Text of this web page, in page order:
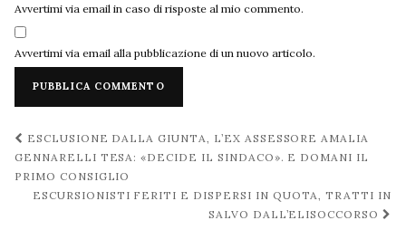
Avvertimi via email in caso di risposte al mio commento.
Avvertimi via email alla pubblicazione di un nuovo articolo.
Navigazione
post
ESCLUSIONE DALLA GIUNTA, L’EX ASSESSORE AMALIA
GENNARELLI TESA: «DECIDE IL SINDACO». E DOMANI IL
PRIMO CONSIGLIO
ESCURSIONISTI FERITI E DISPERSI IN QUOTA, TRATTI IN
SALVO DALL’ELISOCCORSO